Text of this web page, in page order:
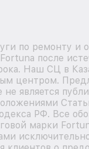
по ремонту и
после
Наш СЦ в
центром.
не является
РФ. Все
марки